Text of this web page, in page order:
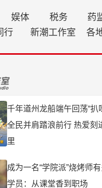
娱体 税务
药
行 新潮工作室 各
千年道州龙船端午回荡“扒
全民并肩踏浪前行 热爱刻
里
成为一名“学院派”烧烤师有
学员：从课堂香到职场